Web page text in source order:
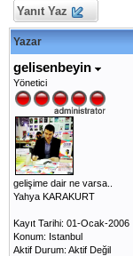
Yanıt Yaz
Yazar
gelisenbeyin
Yönetici
gelişime dair ne varsa..
Yahya KARAKURT
Kayıt Tarihi: 01-Ocak-2006
Konum: Istanbul
Aktif Durum: Aktif Değil